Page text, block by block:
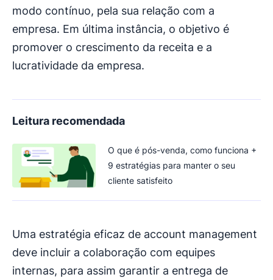
modo contínuo, pela sua relação com a
empresa. Em última instância, o objetivo é
promover o crescimento da receita e a
lucratividade da empresa.
Leitura recomendada
O que é pós-venda, como funciona +
9 estratégias para manter o seu
cliente satisfeito
Uma estratégia eficaz de account management
deve incluir a colaboração com equipes
internas, para assim garantir a entrega de